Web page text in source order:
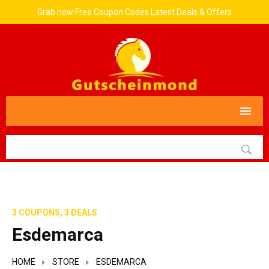
Grab now Free Coupon Codes Latest Deals & Offers
3 COUPONS, 3 DEALS
Esdemarca
HOME STORE ESDEMARCA